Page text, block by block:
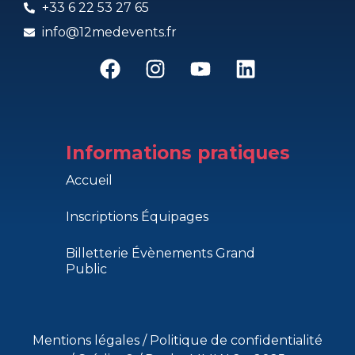
+33 6 22 53 27 65
info@12medevents.fr
Accueil
Inscriptions Équipages
Billetterie Évènements Grand
Public
Informations pratiques
Mentions légales / Politique de confidentialité